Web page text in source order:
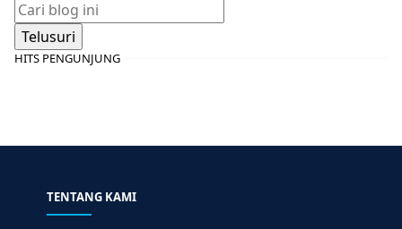
HITS PENGUNJUNG
TENTANG KAMI